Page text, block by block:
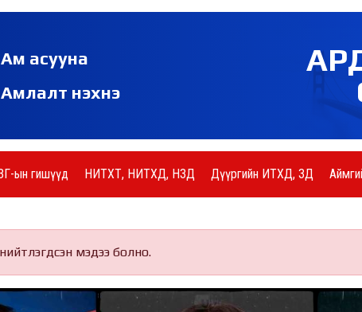
Ам асууна
Амлалт нэхнэ
ын гишүүд НИТХТ, НИТХД, НЗД Дүүргийн ИТХД, ЗД
мэдээ болно.